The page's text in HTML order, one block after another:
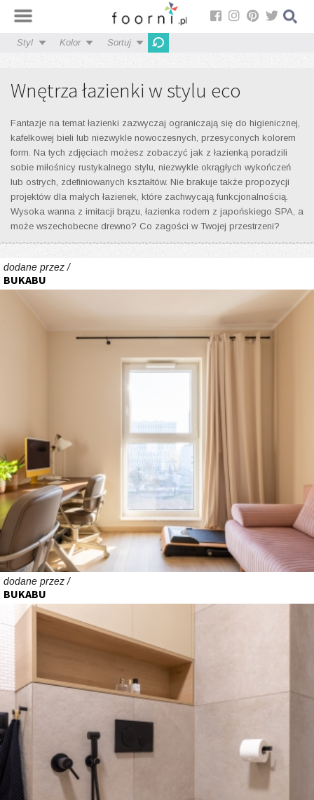
Styl Kolor Sortuj
Wnętrza łazienki w stylu eco
Fantazje na temat łazienki zazwyczaj ograniczają się do higienicznej,
kafelkowej bieli lub niezwykle nowoczesnych, przesyconych kolorem
form. Na tych zdjęciach możesz zobaczyć jak z łazienką poradzili
sobie miłośnicy rustykalnego stylu, niezwykle okrągłych wykończeń
lub ostrych, zdefiniowanych kształtów. Nie brakuje także propozycji
projektów dla małych łazienek, które zachwycają funkcjonalnością.
Wysoka wanna z imitacji brązu, łazienka rodem z japońskiego SPA, a
może wszechobecne drewno? Co zagości w Twojej przestrzeni?
dodane przez /
BUKABU
dodane przez /
BUKABU